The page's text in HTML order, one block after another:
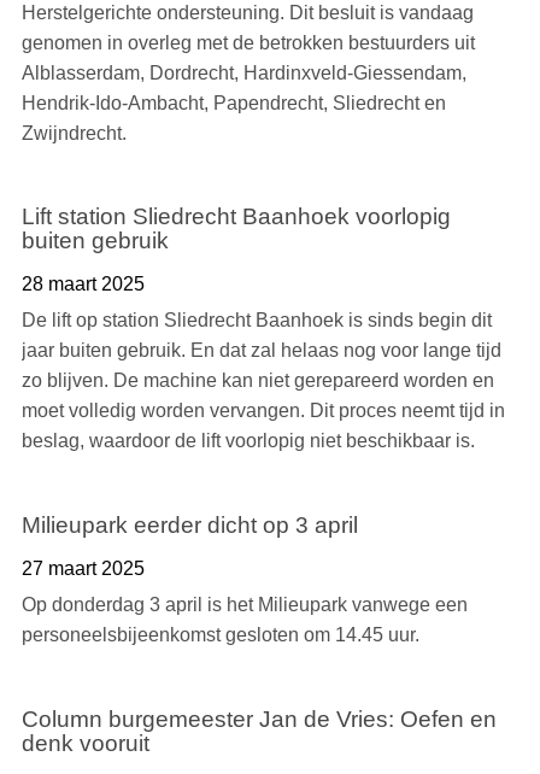
Herstelgerichte ondersteuning. Dit besluit is vandaag
genomen in overleg met de betrokken bestuurders uit
Alblasserdam, Dordrecht, Hardinxveld-Giessendam,
Hendrik-Ido-Ambacht, Papendrecht, Sliedrecht en
Zwijndrecht.
Lift station Sliedrecht Baanhoek voorlopig
buiten gebruik
28 maart 2025
De lift op station Sliedrecht Baanhoek is sinds begin dit
jaar buiten gebruik. En dat zal helaas nog voor lange tijd
zo blijven. De machine kan niet gerepareerd worden en
moet volledig worden vervangen. Dit proces neemt tijd in
beslag, waardoor de lift voorlopig niet beschikbaar is.
Milieupark eerder dicht op 3 april
27 maart 2025
Op donderdag 3 april is het Milieupark vanwege een
personeelsbijeenkomst gesloten om 14.45 uur.
Column burgemeester Jan de Vries: Oefen en
denk vooruit